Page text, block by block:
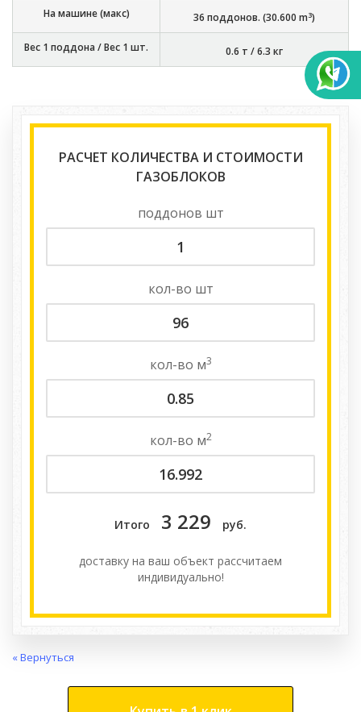
На машине (макс) 36 поддонов. (30.600 m3)
Вес 1 поддона / Вес 1 шт. 0.6 т /6.3 кг
РАСЧЕТ КОЛИЧЕСТВА И СТОИМОСТИ
ГАЗОБЛОКОВ
поддонов шт
кол-во шт
кол-во м3
кол-во м2
Итого 3 229 руб.
доставку на ваш объект расcчитаем
индивидуально!
« Вернуться